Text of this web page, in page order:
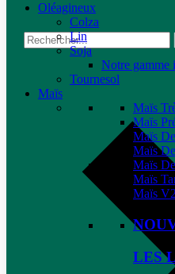
Oléagineux
Colza
Lin
Soja
Notre gamme
Tournesol
Maïs
Maïs
Maïs
Maïs
Maïs
Maïs
Maïs
Maïs
LES